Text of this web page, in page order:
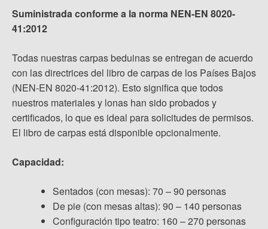
Suministrada conforme a la norma NEN-EN 8020-
41:2012
Todas nuestras carpas beduinas se entregan de acuerdo
con las directrices del libro de carpas de los Países Bajos
(NEN-EN 8020-41:2012). Esto significa que todos
nuestros materiales y lonas han sido probados y
certificados, lo que es ideal para solicitudes de permisos.
El libro de carpas está disponible opcionalmente.
Capacidad:
Sentados (con mesas): 70 – 90 personas
De pie (con mesas altas): 90 – 140 personas
Configuración tipo teatro: 160 – 270 personas